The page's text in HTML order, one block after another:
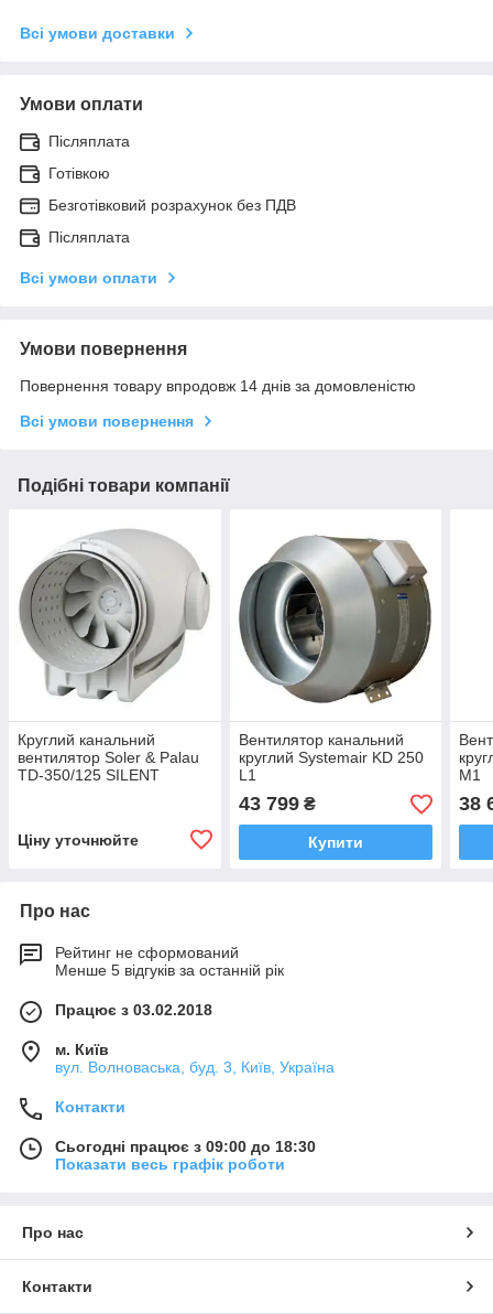
Всі умови доставки
Умови оплати
Післяплата
Готівкою
Безготівковий розрахунок без ПДВ
Післяплата
Всі умови оплати
Умови повернення
Повернення товару впродовж 14 днів за домовленістю
Всі умови повернення
Подібні товари компанії
Круглий канальний
вентилятор Soler & Palau
TD-350/125 SILENT
Ціну уточнюйте
Вентилятор канальний
круглий Systemair KD 250
L1
43 799₴
Купити
M1
38
Про нас
Рейтинг не сформований
Менше 5 відгуків за останній рік
Працює з 03.02.2018
м. Київ
вул. Волноваська, буд. 3, Київ, Україна
Контакти
Сьогодні працює з 09:00 до 18:30
Показати весь графік роботи
Про нас
Контакти